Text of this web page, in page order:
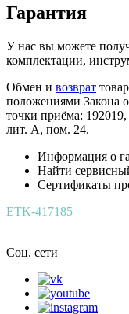
Гарантия
У нас вы можете
комплектации,
Обмен и возврат
положениями Закона
точки приёма:
лит. А, пом. 24.
Информация о
Найти
Сертификаты
ETK-417185
Соц. сети